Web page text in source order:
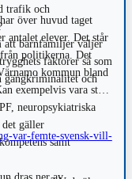
trafik och
att barnfamiljer väljer
faktorer så som
gängkriminalitet och
över huvud taget
antalet elever. Det står
politikerna. Det
kommun bland
exempelvis vara stöd
neuropsykiatriska
gäller
samt
var-femte-svensk-vill-